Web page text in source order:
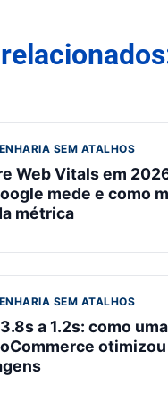
SEM ATALHOS
Web Vitals em
mede e como
métrica
SEM ATALHOS
a 1.2s: como